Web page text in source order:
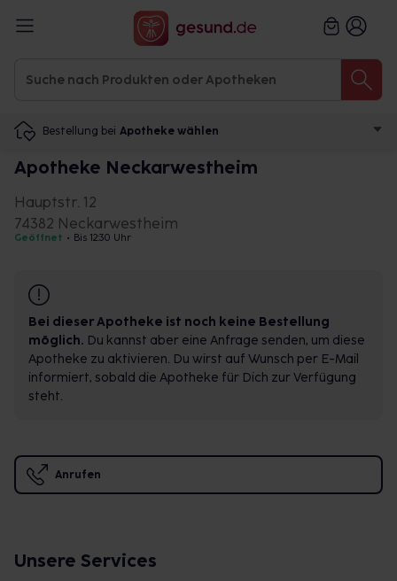
Bestellung bei Apotheke wählen
Apotheke Neckarwestheim
Hauptstr. 12
74382 Neckarwestheim
Geöffnet • Bis 12:30 Uhr
Bei dieser Apotheke ist noch keine Bestellung
möglich. Du kannst aber eine Anfrage senden, um diese
Apotheke zu aktivieren. Du wirst auf Wunsch per E-Mail
informiert, sobald die Apotheke für Dich zur Verfügung
steht.
Anrufen
Unsere Services